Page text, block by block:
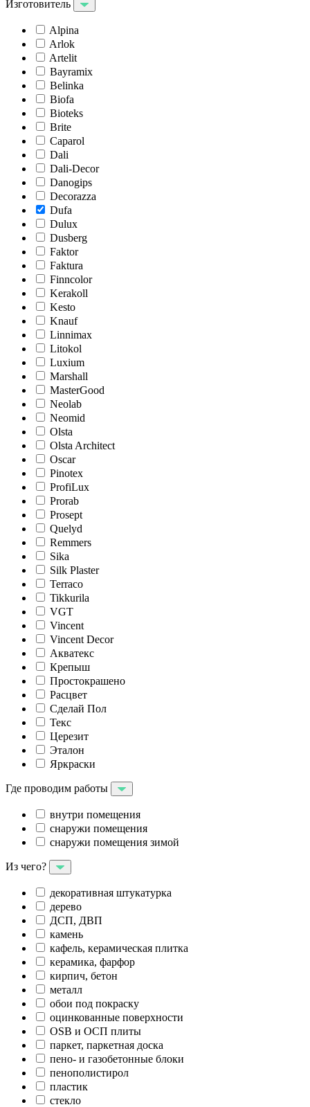
Изготовитель
Alpina
Arlok
Artelit
Bayramix
Belinka
Biofa
Bioteks
Brite
Caparol
Dali
Dali-Decor
Danogips
Decorazza
Dufa
Dulux
Dusberg
Faktor
Faktura
Finncolor
Kerakoll
Kesto
Knauf
Linnimax
Litokol
Luxium
Marshall
MasterGood
Neolab
Neomid
Olsta
Olsta Architect
Oscar
Pinotex
ProfiLux
Prorab
Prosept
Quelyd
Remmers
Sika
Silk Plaster
Terraco
Tikkurila
VGT
Vincent
Vincent Decor
Акватекс
Крепыш
Простокрашено
Расцвет
Сделай Пол
Текс
Церезит
Эталон
Яркраски
Где проводим работы
внутри помещения
снаружи помещения
снаружи помещения зимой
Из чего?
декоративная штукатурка
дерево
ДСП, ДВП
камень
кафель, керамическая плитка
керамика, фарфор
кирпич, бетон
металл
обои под покраску
оцинкованные поверхности
OSB и ОСП плиты
паркет, паркетная доска
пено- и газобетонные блоки
пенополистирол
пластик
стекло